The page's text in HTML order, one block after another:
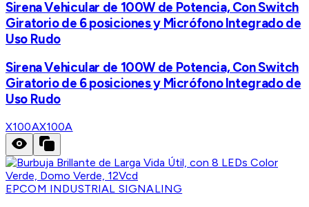
Sirena Vehicular de 100W de Potencia, Con Switch
Giratorio de 6 posiciones y Micrófono Integrado de
Uso Rudo
Sirena Vehicular de 100W de Potencia, Con Switch
Giratorio de 6 posiciones y Micrófono Integrado de
Uso Rudo
X100AX100A
EPCOM INDUSTRIAL SIGNALING